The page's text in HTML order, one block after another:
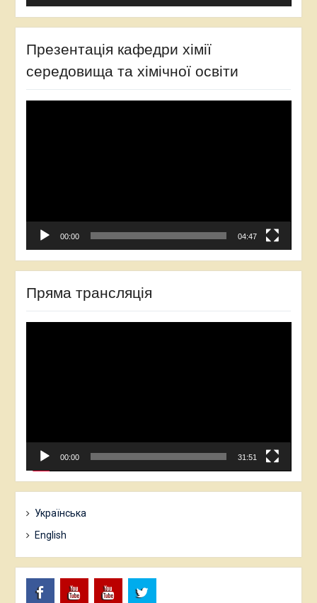
Презентація кафедри хімії
середовища та хімічної освіти
00:00 04:47
Пряма трансляція
00:00 31:51
Українська
English